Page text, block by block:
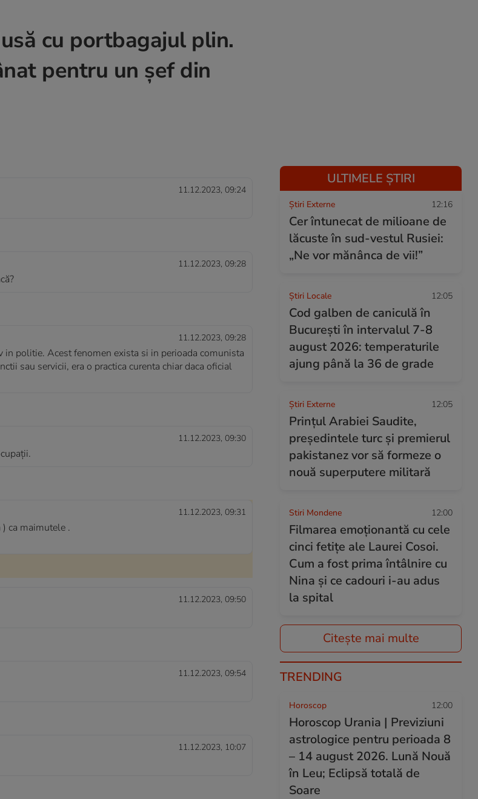
cu portbagajul plin.
pentru un șef din
11.12.2023, 09:24
11.12.2023, 09:28
11.12.2023, 09:28
politie. Acest fenomen exista si in perioada comunista
sau servicii, era o practica curenta chiar daca oficial
11.12.2023, 09:30
11.12.2023, 09:31
ca maimutele .
11.12.2023, 09:50
11.12.2023, 09:54
11.12.2023, 10:07
ULTIMELE ȘTIRI
Știri Externe 12:16
Cer întunecat de milioane de
lăcuste în sud-vestul Rusiei:
„Ne vor mănânca de vii!”
Știri Locale 12:05
Cod galben de caniculă în
București în intervalul 7-8
august 2026: temperaturile
ajung până la 36 de grade
Știri Externe 12:05
Prințul Arabiei Saudite,
președintele turc și premierul
pakistanez vor să formeze o
nouă superputere militară
Stiri Mondene 12:00
Filmarea emoționantă cu cele
cinci fetițe ale Laurei Cosoi.
Cum a fost prima întâlnire cu
Nina și ce cadouri i-au adus
la spital
Citește mai multe
TRENDING
Horoscop 12:00
Horoscop Urania | Previziuni
astrologice pentru perioada 8
– 14 august 2026. Lună Nouă
în Leu; Eclipsă totală de
Soare